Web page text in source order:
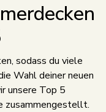
sodass du viele
Wahl deiner neuen
unsere Top 5
zusammengestellt.